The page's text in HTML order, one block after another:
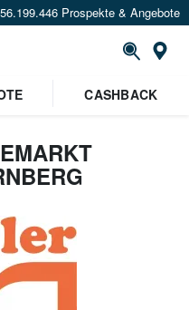
56.199.446 Prospekte & Angebote
CASHBACK